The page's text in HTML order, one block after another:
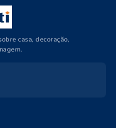
casa, decoração,